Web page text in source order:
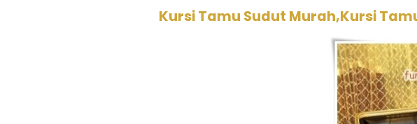
Kursi Tamu Sudut Murah,Kursi